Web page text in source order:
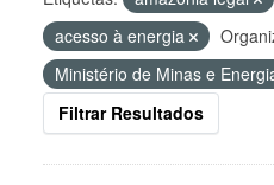
acesso à energia
Ministério de Minas e
Filtrar Resultados